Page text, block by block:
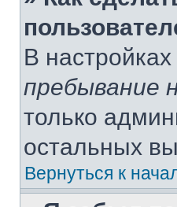
В
пребывание
только
остальных
Вернуться к